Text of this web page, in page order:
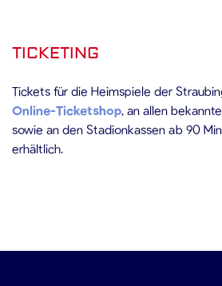
TICKETING
Tickets für die Heimspiele der
Online-Ticketshop, an allen
sowie an den Stadionkassen ab 90
erhältlich.